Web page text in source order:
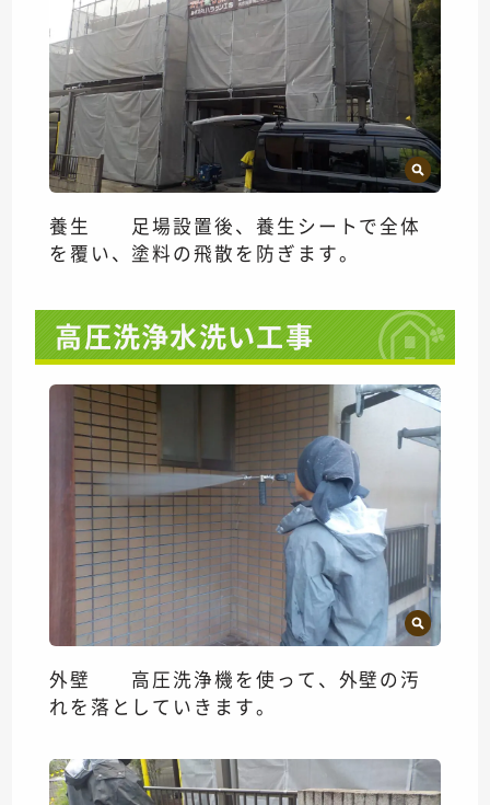
養生 足場設置後、養生シートで全体
を覆い、塗料の飛散を防ぎます。
高圧洗浄水洗い工事
外壁 高圧洗浄機を使って、外壁の汚
れを落としていきます。